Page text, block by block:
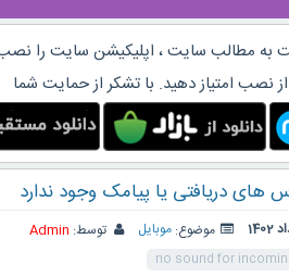
به مطالب سایت ، اپلیکیشن سایت را
نصب امتیاز دهید. با تشکر از حمایت شما
های دریافتی یا پیامک وجود ندارد
موضوع: موبایل توسط: Admin
no sound for